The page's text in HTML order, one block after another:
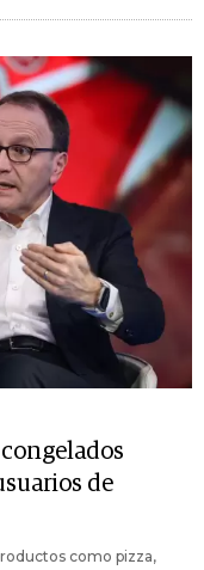
de
como pizza,